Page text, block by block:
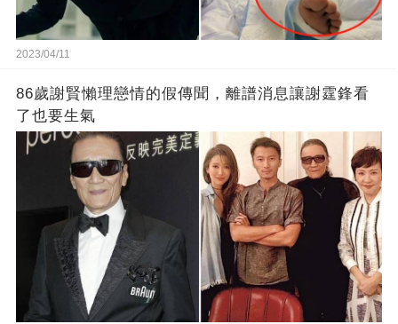
2023/04/11
86歲謝賢懶理戀情的假傳聞，離譜消息讓謝霆鋒看
了也要生氣